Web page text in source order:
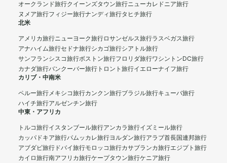
オークランド旅行クイーンズタウン旅行ニューカレドニア旅行
ヌメア旅行フィジー旅行ナンディ旅行タヒチ旅行
北米
アメリカ旅行ニューヨーク旅行ロサンゼルス旅行ラスベガス旅行
アナハイム旅行セドナ旅行シカゴ旅行シアトル旅行
サンフランシスコ旅行ボストン旅行フロリダ旅行ワシントンDC旅行
カナダ旅行バンクーバー旅行 トロント旅行イエローナイフ旅行
カリブ・中南米
ペルー旅行メキシコ旅行カンクン旅行ブラジル旅行キューバ旅行
ハイチ旅行アルゼンチン旅行
中東・アフリカ
トルコ旅行イスタンブール旅行アンカラ旅行イズミール旅行
カッパドキア旅行パムッカレ旅行ヨルダン旅行アラブ首長国連邦旅行
アブダビ旅行 ドバイ旅行モロッコ旅行カサブランカ旅行エジプト旅行
カイロ旅行南アフリカ旅行ケープタウン旅行ケニア旅行